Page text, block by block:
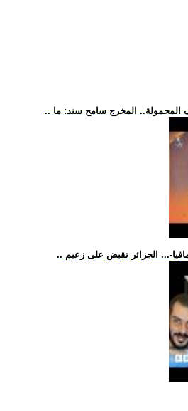
المحمولة.. المخرج سامح سند: ما
... الجزائر تقبض على زعيم